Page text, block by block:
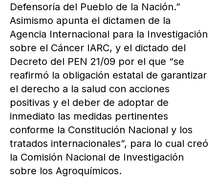
Defensoría del Pueblo de la Nación.”
Asimismo apunta el dictamen de la
Agencia Internacional para la Investigación
sobre el Cáncer IARC, y el dictado del
Decreto del PEN 21/09 por el que “se
reafirmó la obligación estatal de garantizar
el derecho a la salud con acciones
positivas y el deber de adoptar de
inmediato las medidas pertinentes
conforme la Constitución Nacional y los
tratados internacionales”, para lo cual creó
la Comisión Nacional de Investigación
sobre los Agroquímicos.